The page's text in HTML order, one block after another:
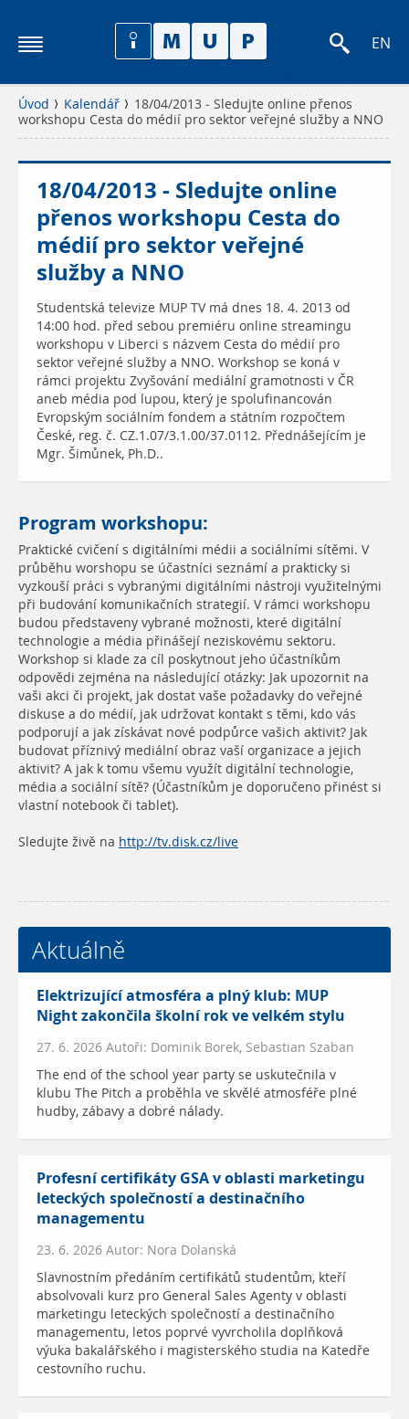
EN
Úvod Kalendář
18/04/2013 - Sledujte online přenos
workshopu Cesta do médií pro sektor veřejné služby a NNO
18/04/2013 - Sledujte online
přenos workshopu Cesta do
médií pro sektor veřejné
služby a NNO
Studentská televize MUP TV má dnes 18. 4. 2013 od
14:00 hod. před sebou premiéru online streamingu
workshopu v Liberci s názvem Cesta do médií pro
sektor veřejné služby a NNO. Workshop se koná v
rámci projektu Zvyšování mediální gramotnosti v ČR
aneb média pod lupou, který je spolufinancován
Evropským sociálním fondem a státním rozpočtem
České, reg. č. CZ.1.07/3.1.00/37.0112. Přednášejícím je
Mgr. Šimůnek, Ph.D..
Program workshopu:
Praktické cvičení s digitálními médii a sociálními sítěmi. V
průběhu worshopu se účastníci seznámí a prakticky si
vyzkouší práci s vybranými digitálními nástroji využitelnými
při budování komunikačních strategií. V rámci workshopu
budou představeny vybrané možnosti, které digitální
technologie a média přinášejí neziskovému sektoru.
Workshop si klade za cíl poskytnout jeho účastníkům
odpovědi zejména na následující otázky: Jak upozornit na
vaši akci či projekt, jak dostat vaše požadavky do veřejné
diskuse a do médií, jak udržovat kontakt s těmi, kdo vás
podporují a jak získávat nové podpůrce vašich aktivit? Jak
budovat příznivý mediální obraz vaší organizace a jejich
aktivit? A jak k tomu všemu využít digitální technologie,
média a sociální sítě? (Účastníkům je doporučeno přinést si
vlastní notebook či tablet).
Sledujte živě na http://tv.disk.cz/live
Aktuálně
Elektrizující atmosféra a plný klub: MUP
Night zakončila školní rok ve velkém stylu
27. 6. 2026 Autoři: Dominik Borek, Sebastian Szaban
The end of the school year party se uskutečnila v
klubu The Pitch a proběhla ve skvělé atmosféře plné
hudby, zábavy a dobré nálady.
Profesní certifikáty GSA v oblasti marketingu
leteckých společností a destinačního
managementu
23. 6. 2026 Autor: Nora Dolanská
Slavnostním předáním certifikátů studentům, kteří
absolvovali kurz pro General Sales Agenty v oblasti
marketingu leteckých společností a destinačního
managementu, letos poprvé vyvrcholila doplňková
výuka bakalářského i magisterského studia na Katedře
cestovního ruchu.